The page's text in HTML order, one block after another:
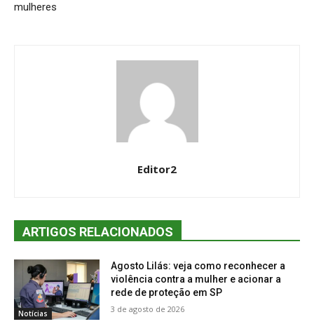
mulheres
Editor2
ARTIGOS RELACIONADOS
Notícias
Agosto Lilás: veja como reconhecer a
violência contra a mulher e acionar a
rede de proteção em SP
3 de agosto de 2026